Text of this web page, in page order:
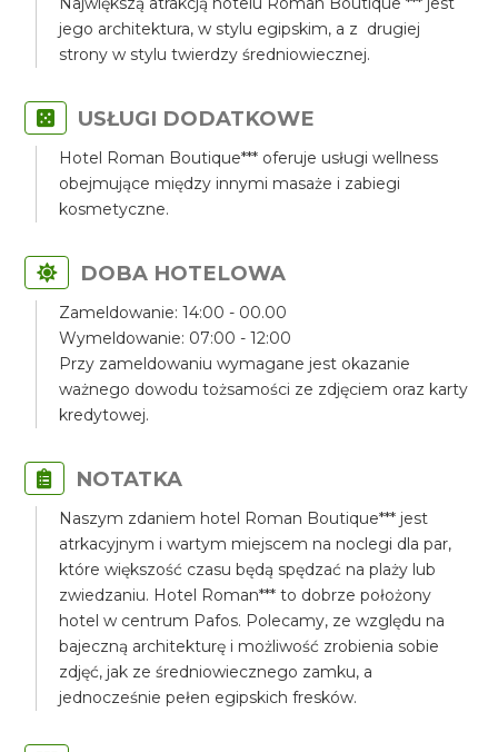
jego architektura, w stylu egipskim, a z drugiej
strony w stylu twierdzy średniowiecznej.
USŁUGI DODATKOWE
Hotel Roman Boutique*** oferuje usługi wellness
obejmujące między innymi masaże i zabiegi
kosmetyczne.
DOBA HOTELOWA
Zameldowanie: 14:00 - 00.00
Wymeldowanie: 07:00 - 12:00
Przy zameldowaniu wymagane jest okazanie
ważnego dowodu tożsamości ze zdjęciem oraz karty
kredytowej.
NOTATKA
Naszym zdaniem hotel Roman Boutique*** jest
atrkacyjnym i wartym miejscem na noclegi dla par,
które większość czasu będą spędzać na plaży lub
zwiedzaniu. Hotel Roman*** to dobrze położony
hotel w centrum Pafos. Polecamy, ze względu na
bajeczną architekturę i możliwość zrobienia sobie
zdjęć, jak ze średniowiecznego zamku, a
jednocześnie pełen egipskich fresków.